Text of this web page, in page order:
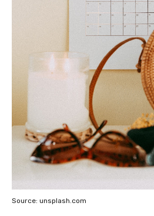
Source: unsplash.com